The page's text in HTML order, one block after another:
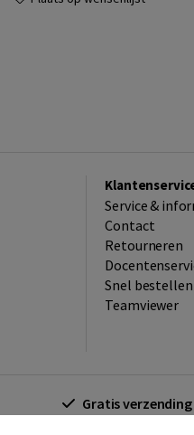
Service &
Contact
Retourneren
Snel bestellen
Teamviewer
Gratis verzending